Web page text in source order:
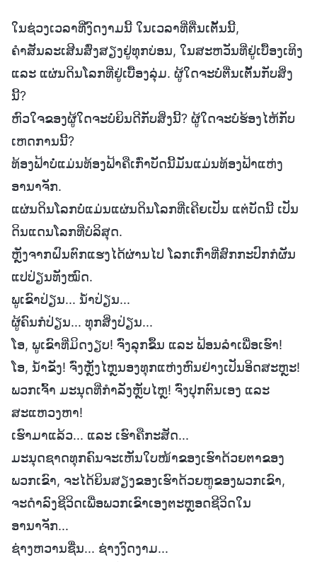
ໃນຊ່ວງເວລາທີ່ງົດງາມນີ້ ໃນເວລາທີ່ຕື່ນເຕັ້ນນີ້,
ຄຳສັນລະເສີນສົ່ງສຽງຢູ່ທຸກບ່ອນ, ໃນສະຫວັນທີ່ຢູ່ເບື້ອງເທິງ
ແລະ ແຜ່ນດິນໂລກທີ່ຢູ່ເບື້ອງລຸ່ມ. ຜູ້ໃດຈະບໍ່ຕື່ນເຕັ້ນກັບສິ່ງ
ນີ້?
ຫົວໃຈຂອງຜູ້ໃດຈະບໍ່ຍິນດີກັບສິ່ງນີ້? ຜູ້ໃດຈະບໍ່ຮ້ອງໄຫ້ກັບ
ເຫດການນີ້?
ທ້ອງຟ້າບໍ່ແມ່ນທ້ອງຟ້າຄືເກົ່າບັດນີ້ມັນແມ່ນທ້ອງຟ້າແຫ່ງ
ອານາຈັກ.
ແຜ່ນດິນໂລກບໍ່ແມ່ນແຜ່ນດິນໂລກທີ່ເຄີຍເປັນ ແຕ່ບັດນີ້ ເປັນ
ດິນແດນໂລກທີ່ບໍລິສຸດ.
ຫຼັງຈາກຝົນຕົກແຮງໄດ້ຜ່ານໄປ ໂລກເກົ່າທີ່ສົກກະປົກກໍຜັນ
ແປປ່ຽນທັງໝົດ.
ພູເຂົາປ່ຽນ... ນໍ້າປ່ຽນ...
ຜູ້ຄົນກໍປ່ຽນ... ທຸກສິ່ງປ່ຽນ...
ໂອ, ພູເຂົາທີ່ມິດງຽບ! ຈົ່ງລຸກຂຶ້ນ ແລະ ຟ້ອນລຳເພື່ອເຮົາ!
ໂອ, ນໍ້າຂັງ! ຈົ່ງຫຼັ່ງໄຫຼນອງທຸກແຫ່ງຫົນຢ່າງເປັນອິດສະຫຼະ!
ພວກເຈົ້າ ມະນຸດທີ່ກຳລັງຫຼັບໄຫຼ! ຈົ່ງປຸກຕົນເອງ ແລະ
ສະແຫວງຫາ!
ເຮົາມາແລ້ວ... ແລະ ເຮົາຄືກະສັດ...
ມະນຸດຊາດທຸກຄົນຈະເຫັນໃບໜ້າຂອງເຮົາດ້ວຍຕາຂອງ
ພວກເຂົາ, ຈະໄດ້ຍິນສຽງຂອງເຮົາດ້ວຍຫູຂອງພວກເຂົາ,
ຈະດຳລົງຊີວິດເພື່ອພວກເຂົາເອງຕະຫຼອດຊີວິດໃນ
ອານາຈັກ...
ຊ່າງຫວານຊື່ນ... ຊ່າງງົດງາມ...